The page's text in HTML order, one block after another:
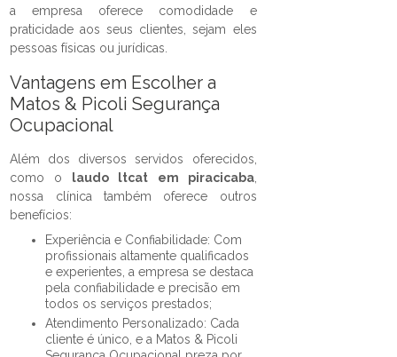
a empresa oferece comodidade e
praticidade aos seus clientes, sejam eles
pessoas físicas ou jurídicas.
Vantagens em Escolher a
Matos & Picoli Segurança
Ocupacional
Além dos diversos servidos oferecidos,
como o
laudo ltcat em piracicaba,
nossa clínica também oferece outros
benefícios:
Experiência e Confiabilidade: Com
profissionais altamente qualificados
e experientes, a empresa se destaca
pela confiabilidade e precisão em
todos os serviços prestados;
Atendimento Personalizado: Cada
cliente é único, e a Matos & Picoli